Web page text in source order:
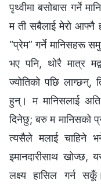
पृथ्वीमा बसोबास गर्ने
म ती सबैलाई मेरो आफ्नै
“प्रेम” गर्ने मानिसहरू
भए पनि, थोरै मात्र
ज्योतिको पछि लाग्छन्,
हुन्। म मानिसलाई
दिनेछु; बरु म मानिसको
त्यसैले मलाई चाहिने
इमानदारीसाथ खोज्छ,
लक्ष्य हासिल गर्न